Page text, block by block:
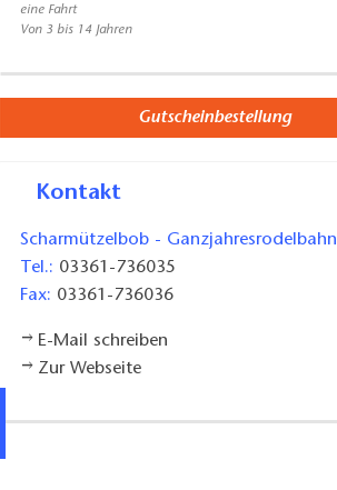
eine Fahrt
Von 3 bis 14 Jahren
Gutscheinbestellung
Kontakt
Scharmützelbob - Ganzjahresrodelbahn
Tel.: 03361-736035
Fax: 03361-736036
E-Mail schreiben
Zur Webseite